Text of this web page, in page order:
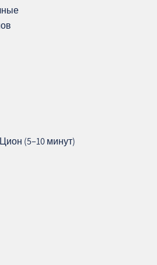
(5–10 минут)